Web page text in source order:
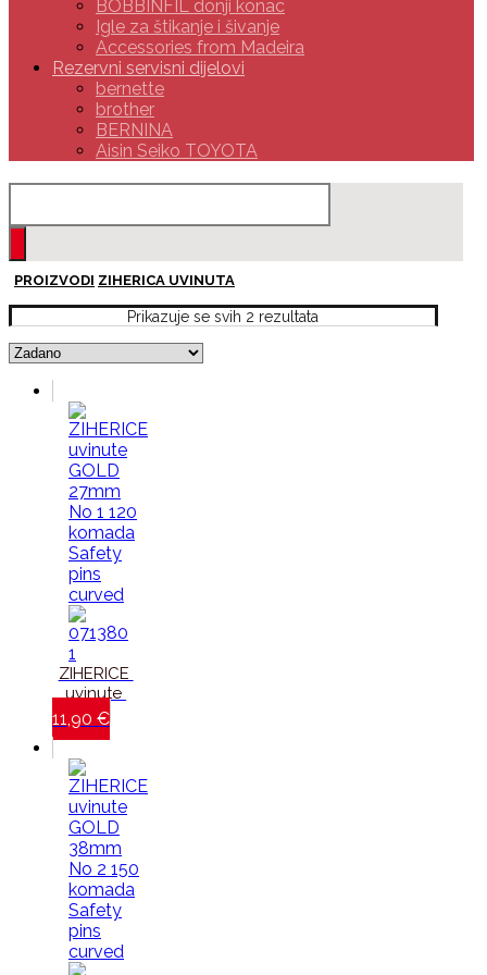
BOBBINFIL donji konac
Igle za štikanje i šivanje
Accessories from Madeira
Rezervni servisni dijelovi
bernette
brother
BERNINA
Aisin Seiko TOYOTA
PROIZVODI ZIHERICA UVINUTA
Prikazuje se svih 2 rezultata
ZIHERICE
uvinute
GOLD_27mm_No.1_120
komada-
pins
curved
11,90 €